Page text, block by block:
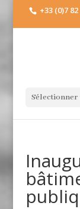
+33 (0)7
Sélectionner